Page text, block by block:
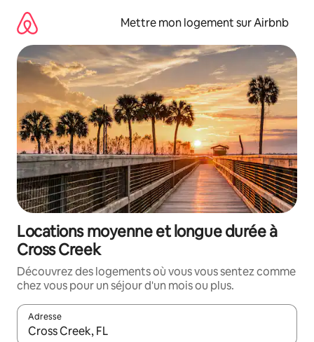
directement
contenu
Mettre mon logement sur Airbnb
Locations moyenne et longue durée à
Cross Creek
Découvrez des logements où vous vous sentez comme
chez vous pour un séjour d'un mois ou plus.
Adresse
Lorsque les résultats s'affichent, utilisez les flèches vers le